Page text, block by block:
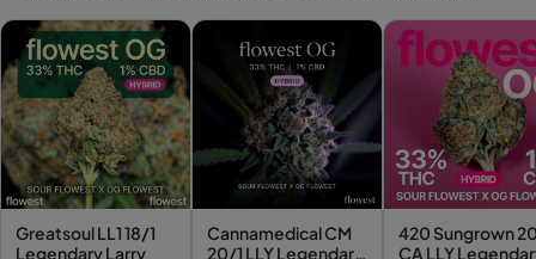
Greatsoul LL1 18/1
Legendary Larry
Cannamedical CM
20/1 LLY Legendary
420 Sungrown
CA LLY